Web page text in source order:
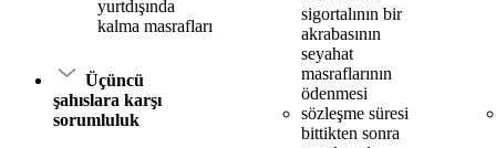
yurtdışında
kalma masrafları
Üçüncü
şahıslara karşı
sorumluluk
sigortalının bir
akrabasının
seyahat
masraflarının
ödenmesi
sözleşme süresi
bittikten sonra